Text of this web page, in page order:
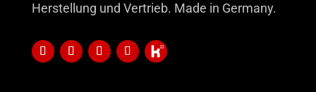
Herstellung und Vertrieb. Made in Germany.